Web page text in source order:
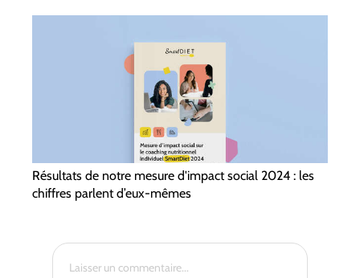
Résultats de notre mesure d'impact social 2024 : les
chiffres parlent d’eux-mêmes